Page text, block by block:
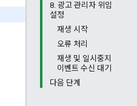
8. 광고 관리자 위임
설정
재생 시작
오류 처리
재생 및 일시중지
이벤트 수신 대기
다음 단계